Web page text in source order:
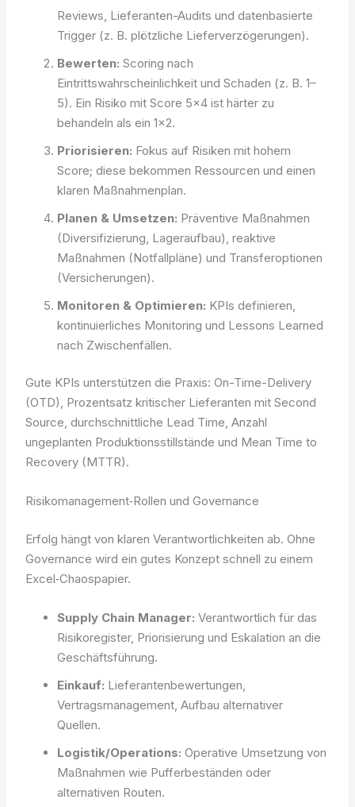
Reviews, Lieferanten-Audits und datenbasierte
Trigger (z. B. plötzliche Lieferverzögerungen).
Bewerten: Scoring nach
Eintrittswahrscheinlichkeit und Schaden (z. B. 1–
5). Ein Risiko mit Score 5×4 ist härter zu
behandeln als ein 1×2.
Priorisieren: Fokus auf Risiken mit hohem
Score; diese bekommen Ressourcen und einen
klaren Maßnahmenplan.
Planen & Umsetzen: Präventive Maßnahmen
(Diversifizierung, Lageraufbau), reaktive
Maßnahmen (Notfallpläne) und Transferoptionen
(Versicherungen).
Monitoren & Optimieren: KPIs definieren,
kontinuierliches Monitoring und Lessons Learned
nach Zwischenfällen.
Gute KPIs unterstützen die Praxis: On-Time-Delivery
(OTD), Prozentsatz kritischer Lieferanten mit Second
Source, durchschnittliche Lead Time, Anzahl
ungeplanten Produktionsstillstände und Mean Time to
Recovery (MTTR).
Risikomanagement‑Rollen und Governance
Erfolg hängt von klaren Verantwortlichkeiten ab. Ohne
Governance wird ein gutes Konzept schnell zu einem
Excel‑Chaospapier.
Supply Chain Manager: Verantwortlich für das
Risikoregister, Priorisierung und Eskalation an die
Geschäftsführung.
Einkauf: Lieferantenbewertungen,
Vertragsmanagement, Aufbau alternativer
Quellen.
Logistik/Operations: Operative Umsetzung von
Maßnahmen wie Pufferbeständen oder
alternativen Routen.